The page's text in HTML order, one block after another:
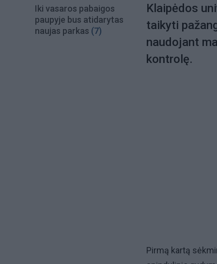
Iki vasaros pabaigos
paupyje bus atidarytas
naujas parkas (7)
Klaipėdos
taikyti
naudojant
kontrolę.
Pirmą kartą